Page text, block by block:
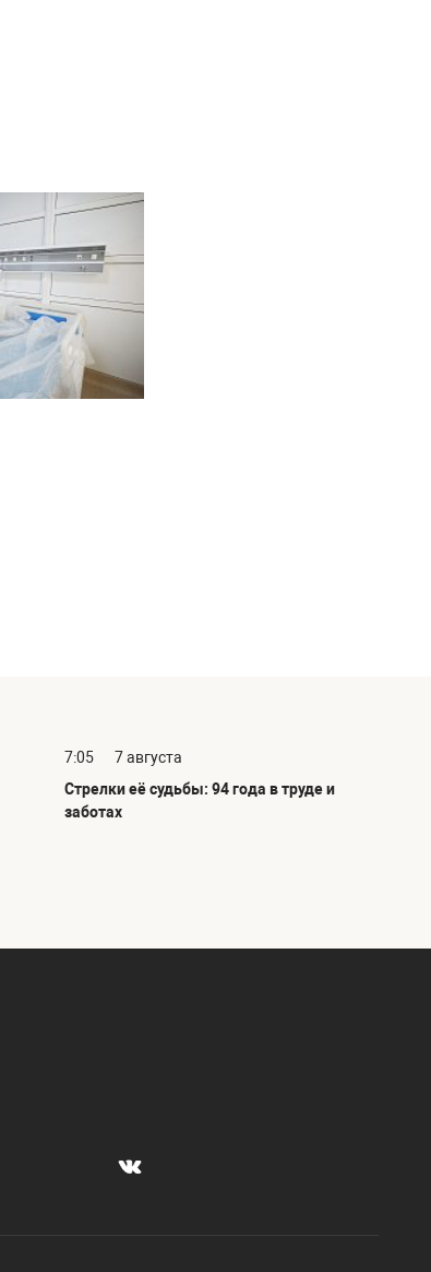
7:05
7 августа
Стрелки её судьбы: 94 года в труде и
заботах